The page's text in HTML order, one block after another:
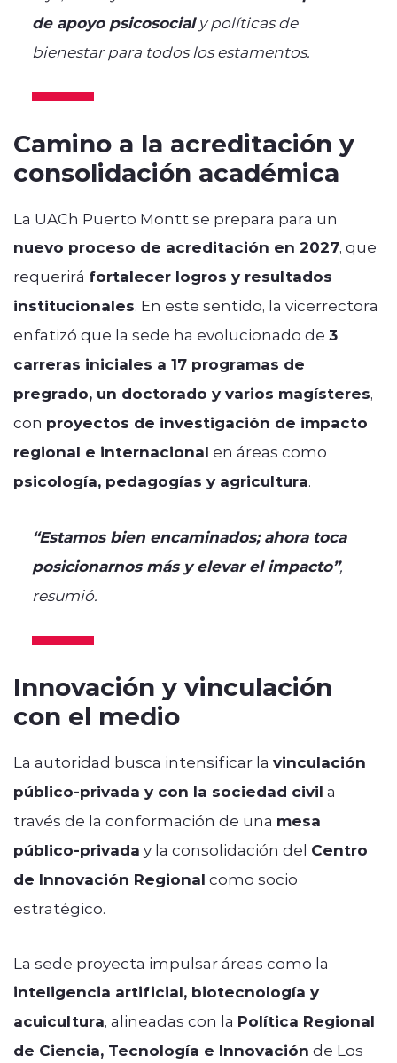
de apoyo psicosocialy políticas de
bienestar para todos los estamentos.
Camino a la acreditación y
consolidación académica
La UACh Puerto Montt se prepara para un
nuevo proceso de acreditación en 2027, que
requerirá fortalecer logros y resultados
institucionales. En este sentido, la vicerrectora
enfatizó que la sede ha evolucionado de 3
carreras iniciales a 17 programas de
pregrado, un doctorado y varios magísteres,
con proyectos de investigación de impacto
regional e internacional en áreas como
psicología, pedagogías y agricultura.
“Estamos bien encaminados; ahora toca
posicionarnos más y elevar el impacto”,
resumió.
Innovación y vinculación
con el medio
La autoridad busca intensificar la vinculación
público-privada y con la sociedad civil a
través de la conformación de una mesa
público-privada y la consolidación del Centro
de Innovación Regional como socio
estratégico.
La sede proyecta impulsar áreas como la
inteligencia artificial, biotecnología y
acuicultura, alineadas con la Política Regional
de Ciencia, Tecnología e Innovación de Los